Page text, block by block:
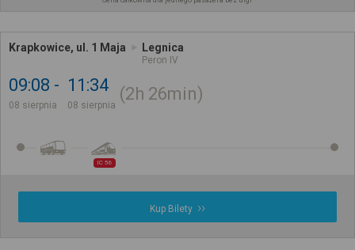
Krapkowice, ul. 1 Maja Legnica
Peron IV
09:08
08 sierpnia
11:34
08 sierpnia
2h 26min
IC 56
Kup Bilety